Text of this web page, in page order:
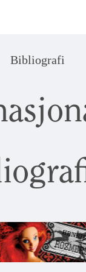
Bibliografi